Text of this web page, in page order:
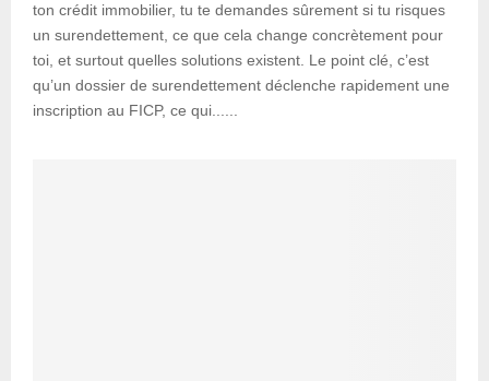
ton crédit immobilier, tu te demandes sûrement si tu risques
un surendettement, ce que cela change concrètement pour
toi, et surtout quelles solutions existent. Le point clé, c’est
qu’un dossier de surendettement déclenche rapidement une
inscription au FICP, ce qui......